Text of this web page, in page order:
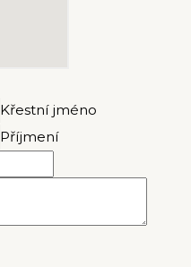
Křestní jméno
Příjmení